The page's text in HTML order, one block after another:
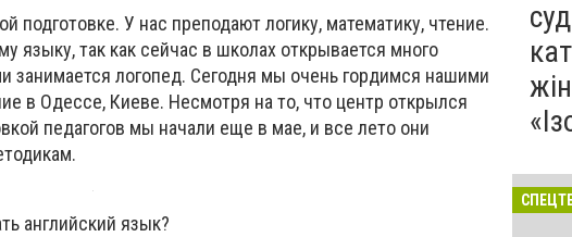
У нас преподают логику, математику, чтение.
языку, так как сейчас в школах открывается много
занимается логопед. Сегодня мы очень гордимся нашими
в Одессе, Киеве. Несмотря на то, что центр открылся
педагогов мы начали еще в мае, и все лето они
английский язык?